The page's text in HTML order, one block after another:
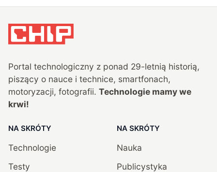
Portal technologiczny z ponad 29-letnią historią,
piszący o nauce i technice, smartfonach,
motoryzacji, fotografii. Technologie mamy we
krwi!
NA SKRÓTY
Technologie
Testy
NA SKRÓTY
Nauka
Publicystyka